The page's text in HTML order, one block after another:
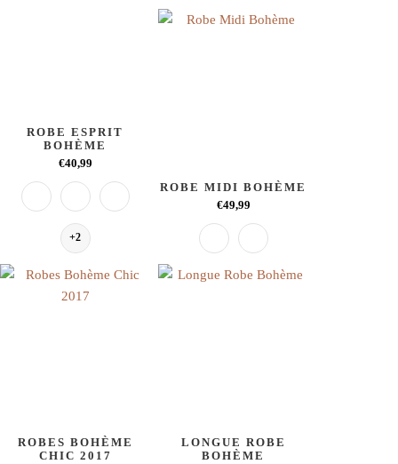
ROBE ESPRIT
BOHÈME
€40,99
+2
ROBE MIDI BOHÈME
€49,99
ROBES BOHÈME
CHIC 2017
LONGUE ROBE
BOHÈME